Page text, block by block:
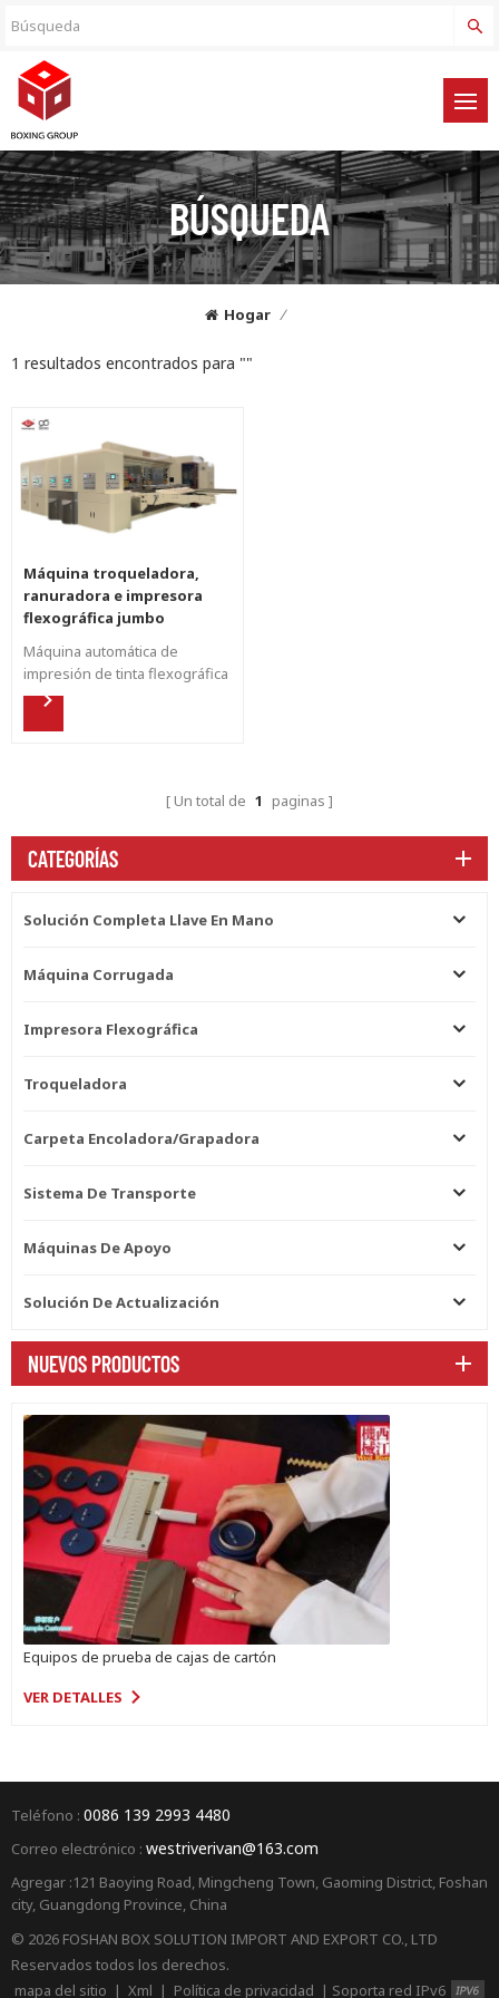
BÚSQUEDA
Hogar /
1 resultados encontrados para ""
Máquina troqueladora,
ranuradora e impresora
flexográfica jumbo
Máquina automática de
impresión de tinta flexográfica
, que fabrica cajas de cartón
Un total de 1 paginas
CATEGORÍAS
Solución Completa Llave En Mano
Máquina Corrugada
Impresora Flexográfica
Troqueladora
Carpeta Encoladora/grapadora
Sistema De Transporte
Máquinas De Apoyo
Solución De Actualización
NUEVOS PRODUCTOS
Equipos de prueba de cajas de cartón
VER DETALLES
Teléfono : 0086 139 2993 4480
Correo electrónico : westriverivan@163.com
Agregar :121 Baoying Road, Mingcheng Town, Gaoming District, Foshan
city, Guangdong Province, China
© 2026 FOSHAN BOX SOLUTION IMPORT AND EXPORT CO., LTD
Reservados todos los derechos.
mapa del sitio | Xml | Política de privacidad | Soporta red IPv6